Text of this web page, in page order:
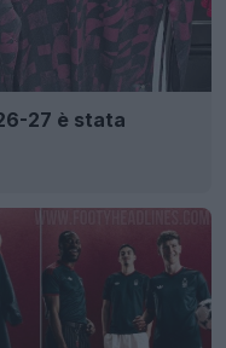
27 è stata